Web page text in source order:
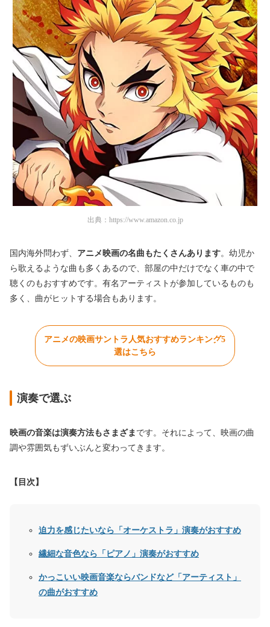
出典： https://www.amazon.co.jp
国内海外問わず、 アニメ映画の名曲もたくさんあります。幼児か
ら歌えるような曲も多くあるので、部屋の中だけでなく車の中で
聴くのもおすすめです。有名アーティストが参加しているものも
多く、曲がヒットする場合もあります。
アニメの映画サントラ人気おすすめランキング5
選はこちら
演奏で選ぶ
映画の音楽は演奏方法もさまざま です。それによって、映画の曲
調や雰囲気もずいぶんと変わってきます。
【目次】
迫力を感じたいなら「オーケストラ」演奏がおすすめ
繊細な音色なら「ピアノ」演奏がおすすめ
かっこいい映画音楽ならバンドなど「アーティスト」
の曲がおすすめ